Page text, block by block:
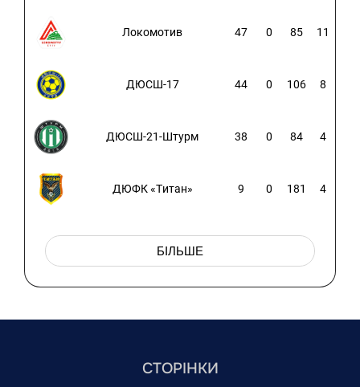
Локомотив 47 0 85 11
ДЮСШ-17 44 0 106 8
ДЮСШ-21-Штурм 38 0 84 4
ДЮФК «Титан» 9 0 181 4
БІЛЬШЕ
СТОРІНКИ